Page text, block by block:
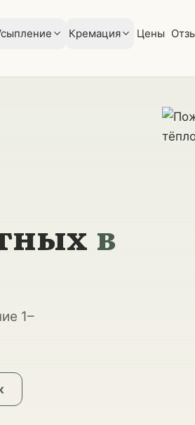
Кремация Цены
в
1–